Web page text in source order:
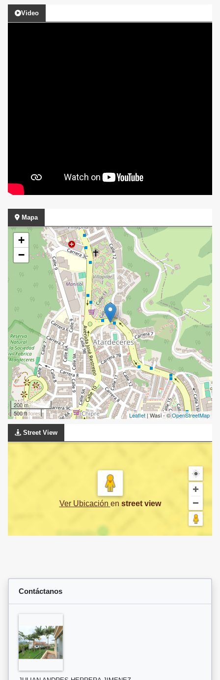
Video
Mapa
+
−
200 m
500 ft
Leaflet | Wasi - ©OpenStreetMap
Street View
Ver Ubicación en street view
Contáctanos